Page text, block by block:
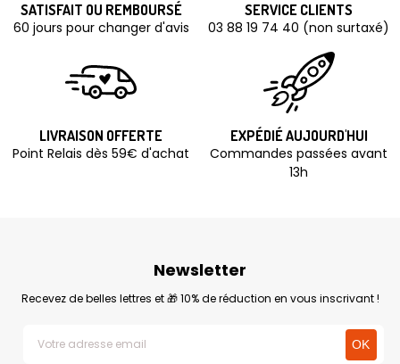
SATISFAIT OU REMBOURSÉ
60 jours pour changer d'avis
SERVICE CLIENTS
03 88 19 74 40 (non surtaxé)
LIVRAISON OFFERTE
Point Relais dès 59€ d'achat
EXPÉDIÉ AUJOURD'HUI
Commandes passées avant
13h
Newsletter
Recevez de belles lettres et 🎁 10% de réduction en vous inscrivant !